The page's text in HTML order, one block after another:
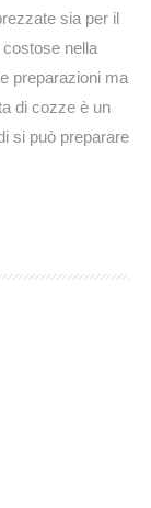
sia per il
nella
preparazioni ma
di cozze è un
si può preparare